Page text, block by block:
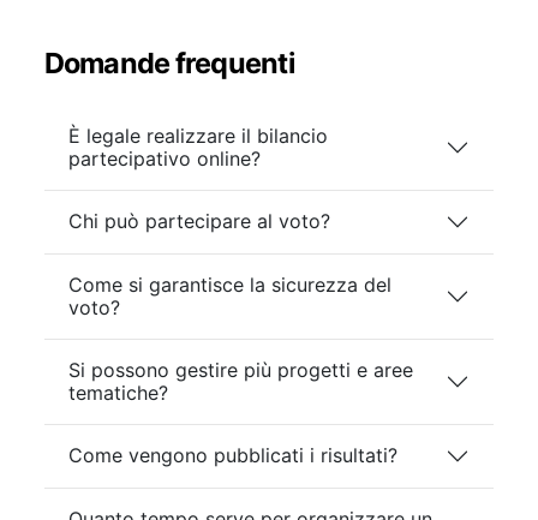
Domande frequenti
È legale realizzare il bilancio
partecipativo online?
Chi può partecipare al voto?
Come si garantisce la sicurezza del
voto?
Si possono gestire più progetti e aree
tematiche?
Come vengono pubblicati i risultati?